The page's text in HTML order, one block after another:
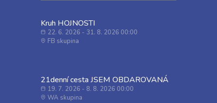
Kruh HOJNOSTI
22. 6. 2026 - 31. 8. 2026 00:00
FB skupina
21denní cesta JSEM OBDAROVANÁ
19. 7. 2026 - 8. 8. 2026 00:00
WA skupina